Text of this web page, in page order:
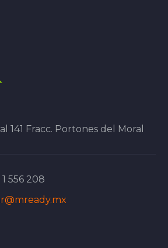
141 Fracc. Portones del Moral
1 556 208